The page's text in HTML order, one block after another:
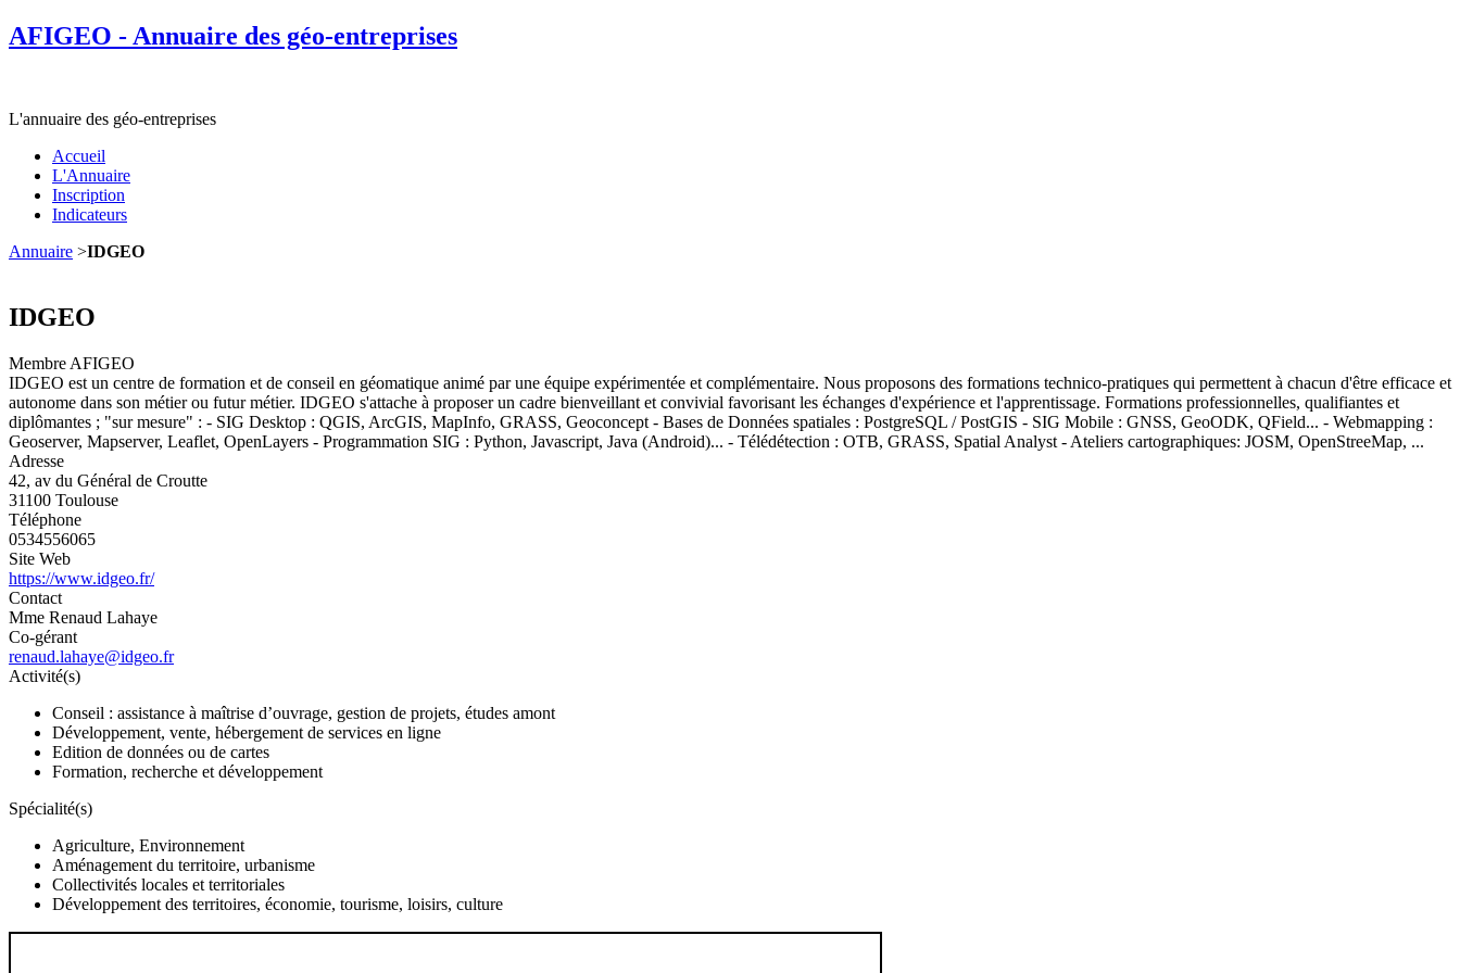
AFIGEO - Annuaire des géo-entreprises
L'annuaire des géo-entreprises
Accueil
L'Annuaire
Inscription
Indicateurs
Annuaire >IDGEO
IDGEO
Membre AFIGEO
IDGEO est un centre de formation et de conseil en géomatique animé par une équipe expérimentée et complémentaire. Nous proposons des formations technico-pratiques qui permettent à chacun d'être efficace et
autonome dans son métier ou futur métier. IDGEO s'attache à proposer un cadre bienveillant et convivial favorisant les échanges d'expérience et l'apprentissage. Formations professionnelles, qualifiantes et
diplômantes ; "sur mesure" : - SIG Desktop : QGIS, ArcGIS, MapInfo, GRASS, Geoconcept - Bases de Données spatiales : PostgreSQL / PostGIS - SIG Mobile : GNSS, GeoODK, QField... - Webmapping :
Geoserver, Mapserver, Leaflet, OpenLayers - Programmation SIG : Python, Javascript, Java (Android)... - Télédétection : OTB, GRASS, Spatial Analyst - Ateliers cartographiques: JOSM, OpenStreeMap, ...
Adresse
42, av du Général de Croutte
31100 Toulouse
Téléphone
0534556065
Site Web
https://www.idgeo.fr/
Contact
Mme Renaud Lahaye
Co-gérant
renaud.lahaye@idgeo.fr
Activité(s)
Conseil : assistance à maîtrise d’ouvrage, gestion de projets, études amont
Développement, vente, hébergement de services en ligne
Edition de données ou de cartes
Formation, recherche et développement
Spécialité(s)
Agriculture, Environnement
Aménagement du territoire, urbanisme
Collectivités locales et territoriales
Développement des territoires, économie, tourisme, loisirs, culture